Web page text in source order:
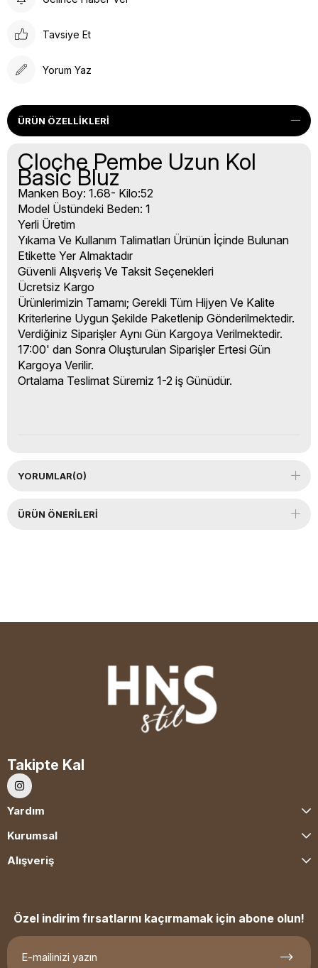
Tavsiye Et
Yorum Yaz
ÜRÜN ÖZELLIKLERI
Cloche Pembe Uzun Kol
Basic Bluz
Manken Boy: 1.68- Kilo:52
Model Üstündeki Beden: 1
Yerli Üretim
Yıkama Ve Kullanım Talimatları Ürünün İçinde Bulunan
Etikette Yer Almaktadır
Güvenli Alışveriş Ve Taksit Seçenekleri
Ücretsiz Kargo
Ürünlerimizin Tamamı; Gerekli Tüm Hijyen Ve Kalite
Kriterlerine Uygun Şekilde Paketlenip Gönderilmektedir.
Verdiğiniz Siparişler Aynı Gün Kargoya Verilmektedir.
17:00' dan Sonra Oluşturulan Siparişler Ertesi Gün
Kargoya Verilir.
Ortalama Teslimat Süremiz 1-2 iş Günüdür.
YORUMLAR(0)
ÜRÜN ÖNERILERI
Takipte Kal
Yardım
Kurumsal
Alışveriş
Özel indirim fırsatlarını kaçırmamak için abone olun!